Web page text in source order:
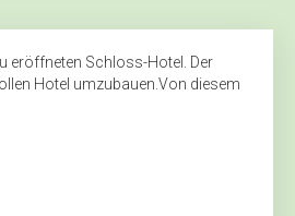
eröffneten Schloss-Hotel. Der
Hotel umzubauen.Von diesem